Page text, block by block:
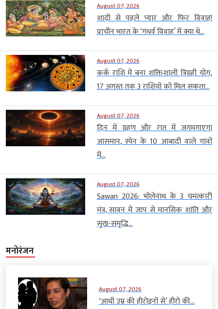
August 07, 2026
शादी से पहले प्यार और फिर विवाह!
प्राचीन भारत के ‘गंधर्व विवाह’ में क्या थे...
August 07, 2026
कर्क राशि में बना शक्तिशाली त्रिग्रही योग,
17 अगस्त तक 3 राशियों को मिल सकता...
August 07, 2026
दिन में ग्रहण और रात में जगमगाएगा
आसमान, स्पेन के 10 आबादी वाले गांवों
में...
August 07, 2026
Sawan 2026: भोलेनाथ के 3 चमत्कारी
मंत्र, सावन में जाप से मानसिक शांति और
सुख-समृद्धि...
मनोरंजन
August 07, 2026
‘आधी उम्र की हीरोइनों से’ हीरो की...